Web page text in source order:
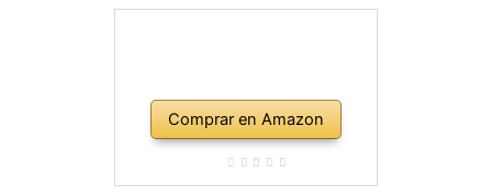
Comprar en Amazon